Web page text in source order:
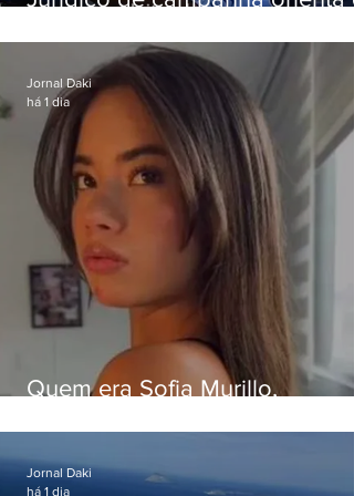
da Band
Quem era Sofia Murillo,
em queda de helicóptero no
Jornal Daki
há 1 dia
Jornal Daki
há 1 dia